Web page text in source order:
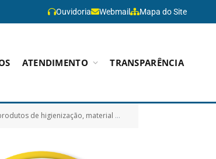
Ouvidoria Webmail Mapa do Site
ATENDIMENTO TRANSPARÊNCIA
hospitalar e outros materiais de consumo)